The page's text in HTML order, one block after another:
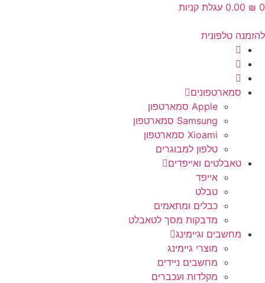
‎0.00 ₪ 0 עגלת קניות
להזמנה טלפונית
סמארטפונים
Apple סמארטפון
Samsung סמארטפון
Xioami סמארטפון
טלפון למבוגרים
טאבלטים ואייפדים
אייפד
טבלט
כבלים ומתאמים
מדבקות מסך לטאבלט
מחשבים וגיימינג
מוצרי גיימינג
מחשבים ניידים
מקלדות ועכברים